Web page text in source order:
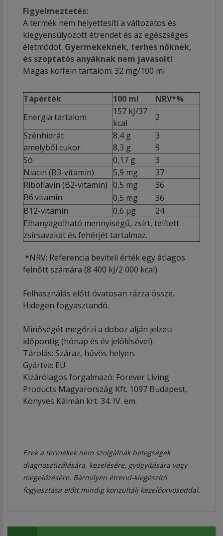
Figyelmeztetés:
A termék nem helyettesíti a változatos és
kiegyensúlyozott étrendet és az egészséges
életmódot. Gyermekeknek, terhes nőknek,
és szoptatós anyáknak nem javasolt!
Magas koffein tartalom: 32 mg/100 ml
Tápérték 100 ml
NRV*%
Energia tartalom
157 kJ/37
kcal
2
Szénhidrát
amelyből cukor
8,4 g
8,3 g
3
9
Só
0,17 g
3
Niacin (B3-vitamin)
5,9 mg
37
Riboflavin (B2-vitamin) 0,5 mg
36
B6-vitamin 0,5 mg
36
B12-vitamin
0,6 μg
24
Elhanyagolható mennyiségű, zsírt, telített
zsírsavakat és fehérjét tartalmaz.
*NRV: Referencia beviteli érték egy átlagos
felnőtt számára (8 400 kJ/2 000 kcal).
Felhasználás előtt óvatosan rázza össze.
Hidegen fogyasztandó.
Minőségét megőrzi a doboz alján jelzett
időpontig (hónap és év jelölésével).
Tárolás: Száraz, hűvös helyen.
Gyártva: EU
Kizárólagos forgalmazó: Forever Living
Products Magyarország Kft. 1097 Budapest,
Könyves Kálmán krt. 34. IV. em.
Ezek a termékek nem szolgálnak betegségek
diagnosztizálására, kezelésére, gyógyítására vagy
megelőzésére. Bármilyen étrend-kiegészítő
fogyasztása előtt mindig konzultálj kezelőorvosoddal.